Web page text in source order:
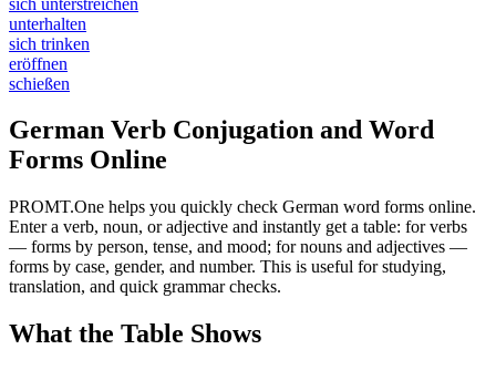
unterhalten
sich trinken
eröffnen
schießen
German Verb Conjugation and Word
Forms Online
PROMT.One helps you quickly check German word forms online.
Enter a verb, noun, or adjective and instantly get a table: for verbs
— forms by person, tense, and mood; for nouns and adjectives —
forms by case, gender, and number. This is useful for studying,
translation, and quick grammar checks.
What the Table Shows